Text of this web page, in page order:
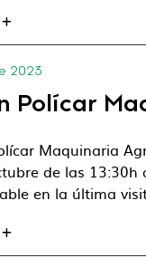
2023
Polícar
Maquinaria
de las 13:30h
en la última